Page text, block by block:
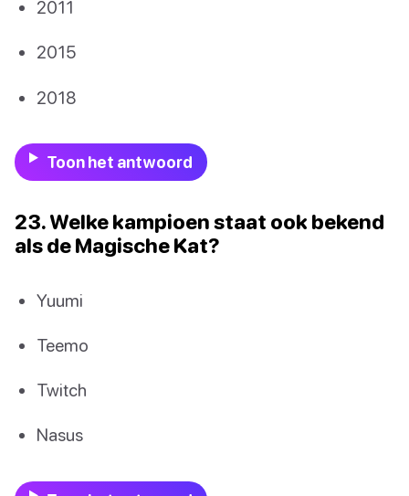
2011
2015
2018
Toon het antwoord
23. Welke kampioen staat ook bekend
als de Magische Kat?
Yuumi
Teemo
Twitch
Nasus